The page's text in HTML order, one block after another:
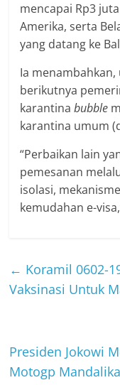
mencapai Rp3
Amerika, serta
yang datang ke
Ia
berikutnya
karantinabubble
karantina umum
“Perbaikan lain
pemesanan
isolasi,
kemudahan e-
← Koramil 0602-
Vaksinasi Untuk
Presiden Jokowi
Motogp